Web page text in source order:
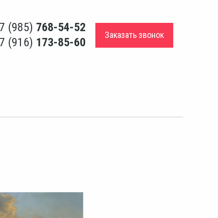
(985) 768-54-52
(916) 173-85-60
Заказать звонок